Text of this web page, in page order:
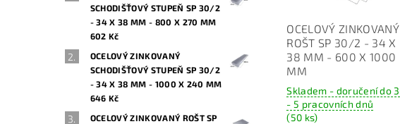
SCHODIŠŤOVÝ STUPEŇ SP 30/2
- 34 X 38 MM - 800 X 270 MM
602 Kč
OCELOVÝ ZINKOVANÝ
SCHODIŠŤOVÝ STUPEŇ SP 30/2
- 34 X 38 MM - 1000 X 240 MM
646 Kč
OCELOVÝ ZINKOVANÝ ROŠT SP
OCELOVÝ ZINKOVANÝ
ROŠT SP 30/2 - 34 X
38 MM - 600 X 1000
MM
Skladem - doručení do 3
- 5 pracovních dnů
(50 ks)